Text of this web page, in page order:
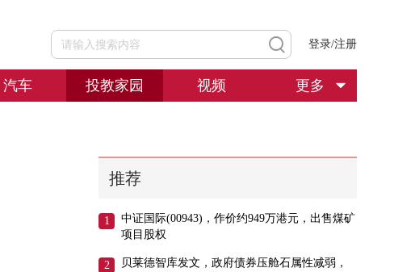
登录/注册
汽车 投教家园 视频 更多
推荐
中证国际(00943)，作价约949万港元，出售煤矿
项目股权
贝莱德智库发文，政府债券压舱石属性减弱，